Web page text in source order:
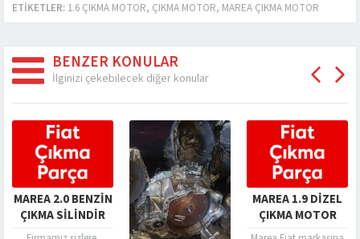
ETIKETLER: 1.6 ÇIKMA MOTOR, ÇIKMA MOTOR, MAREA ÇIKMA MOTOR
BENZER KONULAR
İlginizi çekebilecek diğer konular
MAREA 2.0 BENZIN
ÇIKMA SILINDIR
KAPAĞI
MAREA 1.9 DIZEL
ÇIKMA MOTOR